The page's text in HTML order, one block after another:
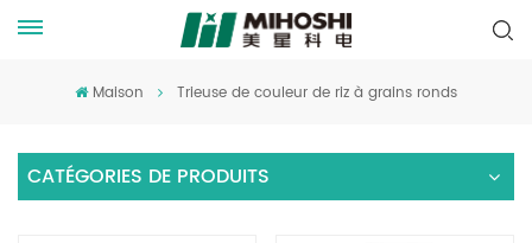
Maison Trieuse de couleur de riz à grains ronds
CATÉGORIES DE PRODUITS